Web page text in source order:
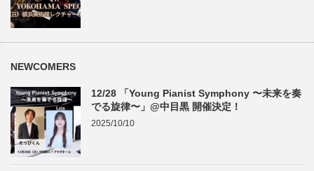
NEWCOMERS
12/28 「Young Pianist Symphony 〜未来を奏
でる旋律〜」@中目黒 開催決定！
2025/10/10